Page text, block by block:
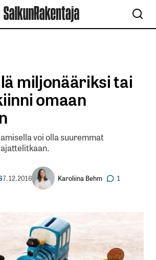
miljonääriksi tai
omaan
voi olla suuremmat
7.12.2016 Karoliina Behm 1